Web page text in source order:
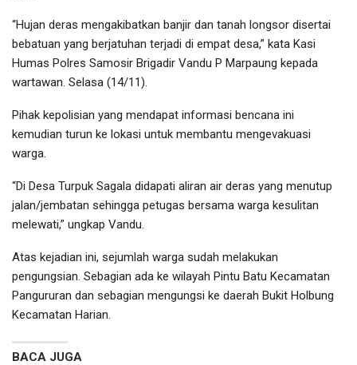
“Hujan deras mengakibatkan banjir dan tanah longsor disertai
bebatuan yang berjatuhan terjadi di empat desa,” kata Kasi
Humas Polres Samosir Brigadir Vandu P Marpaung kepada
wartawan. Selasa (14/11).
Pihak kepolisian yang mendapat informasi bencana ini
kemudian turun ke lokasi untuk membantu mengevakuasi
warga.
“Di Desa Turpuk Sagala didapati aliran air deras yang menutup
jalan/jembatan sehingga petugas bersama warga kesulitan
melewati,” ungkap Vandu.
Atas kejadian ini, sejumlah warga sudah melakukan
pengungsian. Sebagian ada ke wilayah Pintu Batu Kecamatan
Pangururan dan sebagian mengungsi ke daerah Bukit Holbung
Kecamatan Harian.
BACA JUGA